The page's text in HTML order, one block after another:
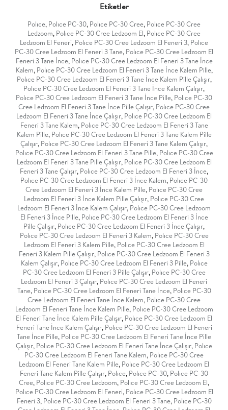
Etiketler
Polıce, Polıce PC-30, Polıce PC-30 Cree, Polıce PC-30 Cree
Ledzoom, Polıce PC-30 Cree Ledzoom El, Polıce PC-30 Cree
Ledzoom El Feneri, Polıce PC-30 Cree Ledzoom El Feneri 3, Polıce
PC-30 Cree Ledzoom El Feneri 3 Tane, Polıce PC-30 Cree Ledzoom El
Feneri 3 Tane İnce, Polıce PC-30 Cree Ledzoom El Feneri 3 Tane İnce
Kalem, Polıce PC-30 Cree Ledzoom El Feneri 3 Tane İnce Kalem Pille,
Polıce PC-30 Cree Ledzoom El Feneri 3 Tane İnce Kalem Pille Çalışır,
Polıce PC-30 Cree Ledzoom El Feneri 3 Tane İnce Kalem Çalışır,
Polıce PC-30 Cree Ledzoom El Feneri 3 Tane İnce Pille, Polıce PC-30
Cree Ledzoom El Feneri 3 Tane İnce Pille Çalışır, Polıce PC-30 Cree
Ledzoom El Feneri 3 Tane İnce Çalışır, Polıce PC-30 Cree Ledzoom El
Feneri 3 Tane Kalem, Polıce PC-30 Cree Ledzoom El Feneri 3 Tane
Kalem Pille, Polıce PC-30 Cree Ledzoom El Feneri 3 Tane Kalem Pille
Çalışır, Polıce PC-30 Cree Ledzoom El Feneri 3 Tane Kalem Çalışır,
Polıce PC-30 Cree Ledzoom El Feneri 3 Tane Pille, Polıce PC-30 Cree
Ledzoom El Feneri 3 Tane Pille Çalışır, Polıce PC-30 Cree Ledzoom El
Feneri 3 Tane Çalışır, Polıce PC-30 Cree Ledzoom El Feneri 3 İnce,
Polıce PC-30 Cree Ledzoom El Feneri 3 İnce Kalem, Polıce PC-30
Cree Ledzoom El Feneri 3 İnce Kalem Pille, Polıce PC-30 Cree
Ledzoom El Feneri 3 İnce Kalem Pille Çalışır, Polıce PC-30 Cree
Ledzoom El Feneri 3 İnce Kalem Çalışır, Polıce PC-30 Cree Ledzoom
El Feneri 3 İnce Pille, Polıce PC-30 Cree Ledzoom El Feneri 3 İnce
Pille Çalışır, Polıce PC-30 Cree Ledzoom El Feneri 3 İnce Çalışır,
Polıce PC-30 Cree Ledzoom El Feneri 3 Kalem, Polıce PC-30 Cree
Ledzoom El Feneri 3 Kalem Pille, Polıce PC-30 Cree Ledzoom El
Feneri 3 Kalem Pille Çalışır, Polıce PC-30 Cree Ledzoom El Feneri 3
Kalem Çalışır, Polıce PC-30 Cree Ledzoom El Feneri 3 Pille, Polıce
PC-30 Cree Ledzoom El Feneri 3 Pille Çalışır, Polıce PC-30 Cree
Ledzoom El Feneri 3 Çalışır, Polıce PC-30 Cree Ledzoom El Feneri
Tane, Polıce PC-30 Cree Ledzoom El Feneri Tane İnce, Polıce PC-30
Cree Ledzoom El Feneri Tane İnce Kalem, Polıce PC-30 Cree
Ledzoom El Feneri Tane İnce Kalem Pille, Polıce PC-30 Cree Ledzoom
El Feneri Tane İnce Kalem Pille Çalışır, Polıce PC-30 Cree Ledzoom El
Feneri Tane İnce Kalem Çalışır, Polıce PC-30 Cree Ledzoom El Feneri
Tane İnce Pille, Polıce PC-30 Cree Ledzoom El Feneri Tane İnce Pille
Çalışır, Polıce PC-30 Cree Ledzoom El Feneri Tane İnce Çalışır, Polıce
PC-30 Cree Ledzoom El Feneri Tane Kalem, Polıce PC-30 Cree
Ledzoom El Feneri Tane Kalem Pille, Polıce PC-30 Cree Ledzoom El
Feneri Tane Kalem Pille Çalışır, Polıce, Polıce PC-30, Polıce PC-30
Cree, Polıce PC-30 Cree Ledzoom, Polıce PC-30 Cree Ledzoom El,
Polıce PC-30 Cree Ledzoom El Feneri, Polıce PC-30 Cree Ledzoom El
Feneri 3, Polıce PC-30 Cree Ledzoom El Feneri 3 Tane, Polıce PC-30